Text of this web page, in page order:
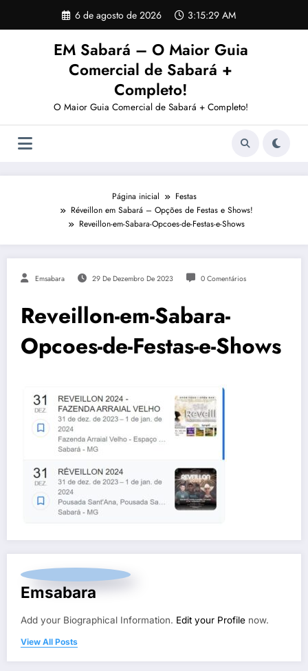
o
6 de agosto de 2026 3:15:29 AM
EM Sabará – O Maior Guia
Comercial de Sabará +
Completo!
O Maior Guia Comercial de Sabará + Completo!
Página inicial
Festas
Réveillon em Sabará – Opções de Festas e Shows!
Reveillon-em-Sabara-Opcoes-de-Festas-e-Shows
Emsabara 29 De Dezembro De 2023 0 Comentários
Reveillon-em-Sabara-
Opcoes-de-Festas-e-Shows
Emsabara
Add your Biographical Information. Edit your Profile now.
View All Posts